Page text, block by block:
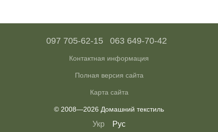
097 705-62-15 063 649-70-42
Контактная информация
Полная версия сайта
Карта сайта
© 2008—2026 Домашний текстиль
Укр Рус